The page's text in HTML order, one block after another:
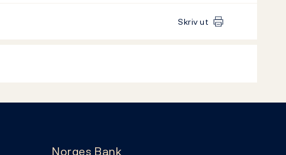
Skriv ut
Norges Bank